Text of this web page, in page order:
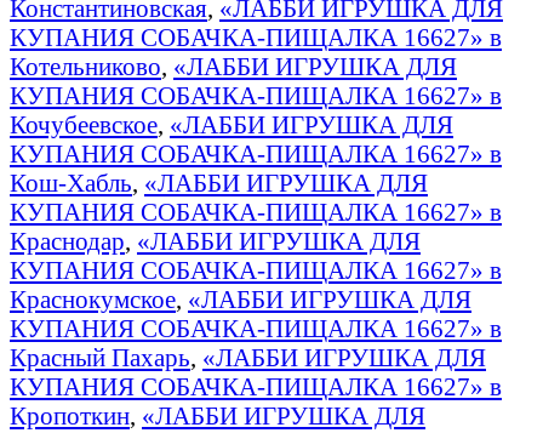
Константиновская, «ЛАББИ ИГРУШКА ДЛЯ
КУПАНИЯ СОБАЧКА-ПИЩАЛКА 16627» в
Котельниково, «ЛАББИ ИГРУШКА ДЛЯ
КУПАНИЯ СОБАЧКА-ПИЩАЛКА 16627» в
Кочубеевское, «ЛАББИ ИГРУШКА ДЛЯ
КУПАНИЯ СОБАЧКА-ПИЩАЛКА 16627» в
Кош-Хабль, «ЛАББИ ИГРУШКА ДЛЯ
КУПАНИЯ СОБАЧКА-ПИЩАЛКА 16627» в
Краснодар, «ЛАББИ ИГРУШКА ДЛЯ
КУПАНИЯ СОБАЧКА-ПИЩАЛКА 16627» в
Краснокумское, «ЛАББИ ИГРУШКА ДЛЯ
КУПАНИЯ СОБАЧКА-ПИЩАЛКА 16627» в
Красный Пахарь, «ЛАББИ ИГРУШКА ДЛЯ
КУПАНИЯ СОБАЧКА-ПИЩАЛКА 16627» в
Кропоткин, «ЛАББИ ИГРУШКА ДЛЯ